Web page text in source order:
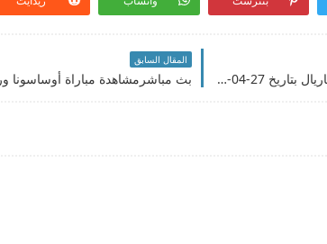
بث مباشرمشاهدة مباراة ليفربول وفياريال بتاريخ 27-04-2022 دوري أبطال أوروبا
المقال السابق